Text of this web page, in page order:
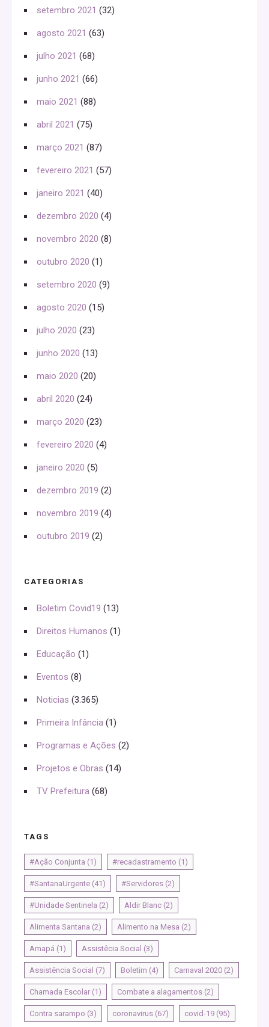
setembro 2021 (32)
agosto 2021 (63)
julho 2021 (68)
junho 2021 (66)
maio 2021 (88)
abril 2021 (75)
março 2021 (87)
fevereiro 2021 (57)
janeiro 2021 (40)
dezembro 2020 (4)
novembro 2020 (8)
outubro 2020 (1)
setembro 2020 (9)
agosto 2020 (15)
julho 2020 (23)
junho 2020 (13)
maio 2020 (20)
abril 2020 (24)
março 2020 (23)
fevereiro 2020 (4)
janeiro 2020 (5)
dezembro 2019 (2)
novembro 2019 (4)
outubro 2019 (2)
CATEGORIAS
Boletim Covid19 (13)
Direitos Humanos (1)
Educação (1)
Eventos (8)
Noticias (3.365)
Primeira Infância (1)
Programas e Ações (2)
Projetos e Obras (14)
TV Prefeitura (68)
TAGS
#Ação Conjunta (1) #recadastramento (1)
#SantanaUrgente (41) #Servidores (2)
#Unidade Sentinela (2) Aldir Blanc (2)
Alimenta Santana (2) Alimento na Mesa (2)
Amapá (1) Assistêcia Social (3)
Assistência Social (7) Boletim (4) Carnaval 2020 (2)
Chamada Escolar (1) Combate a alagamentos (2)
Contra sarampo (3) coronavirus (67) covid-19 (95)